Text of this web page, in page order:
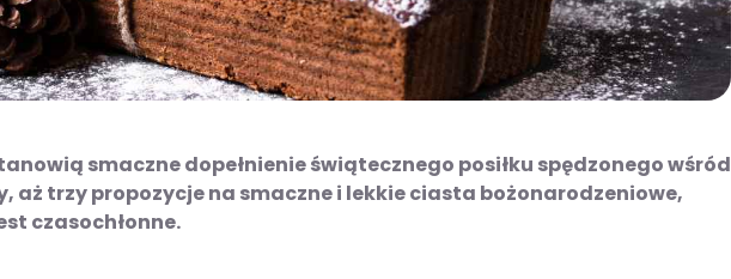
smaczne dopełnienie świątecznego posiłku spędzonego wśród
aż trzy propozycje na smaczne i lekkie ciasta bożonarodzeniowe,
czasochłonne.